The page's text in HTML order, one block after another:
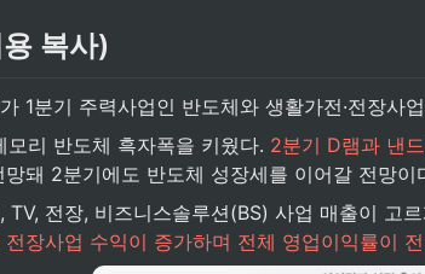
복사)
1분기 주력사업인 반도체와 생활가전·전장
모리 반도체 흑자폭을 키웠다. 2분기 D램과 낸
돼 2분기에도 반도체 성장세를 이어갈 전망이
TV, 전장, 비즈니스솔루션(BS) 사업 매출이 고
장사업 수익이 증가하며 전체 영업이익률이